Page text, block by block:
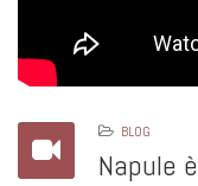
BLOG
Napule è